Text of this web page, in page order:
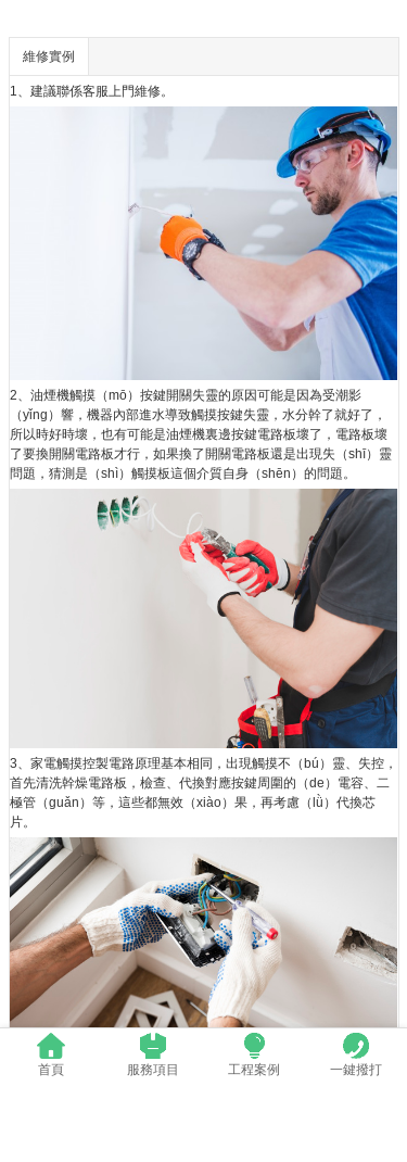
維修實例
1、建議聯係客服上門維修。
2、油煙機觸摸（mō）按鍵開關失靈的原因可能是因為受潮影
（yǐng）響，機器內部進水導致觸摸按鍵失靈，水分幹了就好了，
所以時好時壞，也有可能是油煙機裏邊按鍵電路板壞了，電路板壞
了要換開關電路板才行，如果換了開關電路板還是出現失（shī）靈
問題，猜測是（shì）觸摸板這個介質自身（shēn）的問題。
3、家電觸摸控製電路原理基本相同，出現觸摸不（bú）靈、失控，
首先清洗幹燥電路板，檢查、代換對應按鍵周圍的（de）電容、二
極管（guǎn）等，這些都無效（xiào）果，再考慮（lǜ）代換芯
片。
首頁 服務項目 工程案例 一鍵撥打